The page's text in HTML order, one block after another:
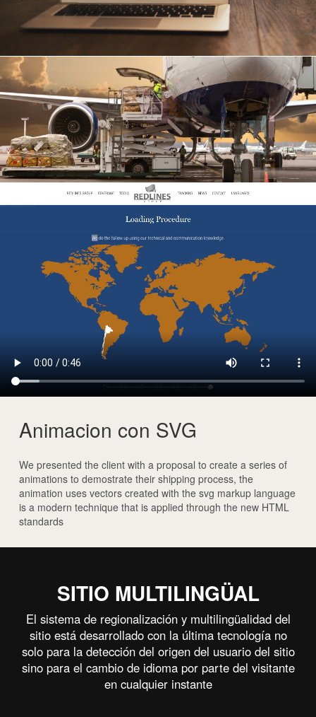
Animacion con SVG
We presented the client with a proposal to create a series of
animations to demostrate their shipping process, the
animation uses vectors created with the svg markup language
is a modern technique that is applied through the new HTML
standards
SITIO MULTILINGÜAL
El sistema de regionalización y multilingüalidad del
sitio está desarrollado con la última tecnología no
solo para la detección del origen del usuario del sitio
sino para el cambio de idioma por parte del visitante
en cualquier instante